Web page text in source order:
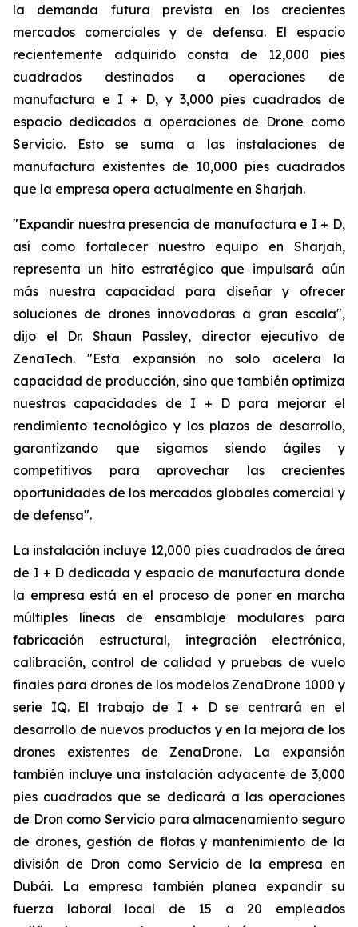
la demanda futura prevista en los crecientes
mercados comerciales y de defensa. El espacio
recientemente adquirido consta de 12,000 pies
cuadrados destinados a operaciones de
manufactura e I + D, y 3,000 pies cuadrados de
espacio dedicados a operaciones de Drone como
Servicio. Esto se suma a las instalaciones de
manufactura existentes de 10,000 pies cuadrados
que la empresa opera actualmente en Sharjah.
"Expandir nuestra presencia de manufactura e I + D,
así como fortalecer nuestro equipo en Sharjah,
representa un hito estratégico que impulsará aún
más nuestra capacidad para diseñar y ofrecer
soluciones de drones innovadoras a gran escala",
dijo el Dr. Shaun Passley, director ejecutivo de
ZenaTech. "Esta expansión no solo acelera la
capacidad de producción, sino que también optimiza
nuestras capacidades de I + D para mejorar el
rendimiento tecnológico y los plazos de desarrollo,
garantizando que sigamos siendo ágiles y
competitivos para aprovechar las crecientes
oportunidades de los mercados globales comercial y
de defensa".
La instalación incluye 12,000 pies cuadrados de área
de I + D dedicada y espacio de manufactura donde
la empresa está en el proceso de poner en marcha
múltiples líneas de ensamblaje modulares para
fabricación estructural, integración electrónica,
calibración, control de calidad y pruebas de vuelo
finales para drones de los modelos ZenaDrone 1000 y
serie IQ. El trabajo de I + D se centrará en el
desarrollo de nuevos productos y en la mejora de los
drones existentes de ZenaDrone. La expansión
también incluye una instalación adyacente de 3,000
pies cuadrados que se dedicará a las operaciones
de Dron como Servicio para almacenamiento seguro
de drones, gestión de flotas y mantenimiento de la
división de Dron como Servicio de la empresa en
Dubái. La empresa también planea expandir su
fuerza laboral local de 15 a 20 empleados